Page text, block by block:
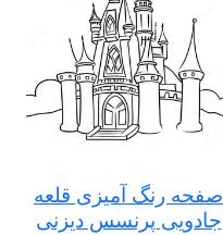
صفحه رنگ آمیزی قلعه
جادویی پرنسس دیزنی